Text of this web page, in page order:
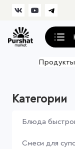
Продукты
Категории
Блюда
Смеси для